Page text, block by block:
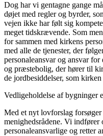
Dog har vi gentagne gange
døjet med regler og byrder,
vejen ikke har følt sig
meget tidskrævende. Som
for sammen med kirkens
med alle de tjenester, der
personaleansvar og ansvar
og præstebolig, der hører til
de jordbesiddelser, som
Vedligeholdelse af bygninger
Med et nyt lovforslag
menighedsrådene. Vi
personaleansvarlige og retter